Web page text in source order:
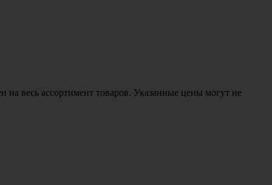
весь ассортимент товаров. Указанные цены могут не